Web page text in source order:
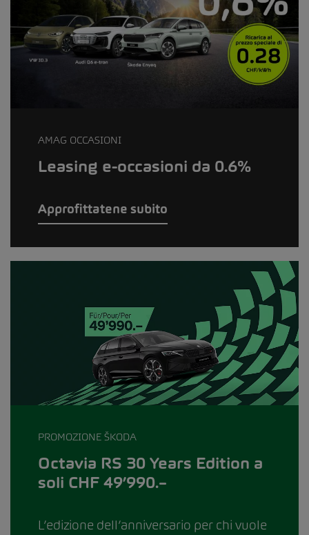
AMAG OCCASIONI
Leasing e-occasioni da 0.6%
Approfittatene subito
PROMOZIONE ŠKODA
Octavia RS 30 Years Edition a
soli CHF 49’990.–
L’edizione dell’anniversario per chi vuole